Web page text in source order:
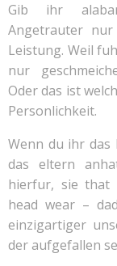
Gib ihr
Angetrauter
Leistung. Weil
nur
Oder das ist
Personlichkeit.
Wenn du ihr das
das eltern
hierfur, sie that
head wear –
einzigartiger
der aufgefallen